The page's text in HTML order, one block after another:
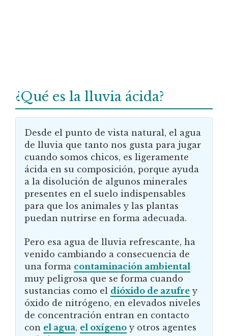
¿Qué es la lluvia ácida?
Desde el punto de vista natural, el agua
de lluvia que tanto nos gusta para jugar
cuando somos chicos, es ligeramente
ácida en su composición, porque ayuda
a la disolución de algunos minerales
presentes en el suelo indispensables
para que los animales y las plantas
puedan nutrirse en forma adecuada.
Pero esa agua de lluvia refrescante, ha
venido cambiando a consecuencia de
una forma contaminación ambiental
muy peligrosa que se forma cuando
sustancias como el dióxido de azufre y
óxido de nitrógeno, en elevados niveles
de concentración entran en contacto
con el agua, el oxígeno y otros agentes